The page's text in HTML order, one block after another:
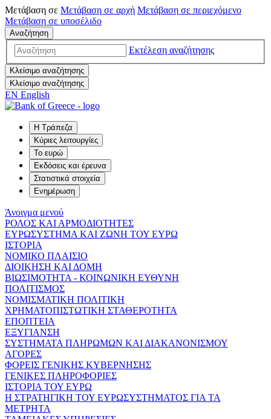
Μετάβαση σε Μετάβαση σε αρχή Μετάβαση σε περιεχόμενο
Μετάβαση σε υποσέλιδο
Αναζήτηση
Εκτέλεση αναζήτησης
Κλείσιμο αναζήτησης
Κλείσιμο αναζήτησης
EN English
Η Τράπεζα
Κύριες λειτουργίες
Το ευρώ
Εκδόσεις και έρευνα
Στατιστικά στοιχεία
Ενημέρωση
Άνοιγμα μενού
ΡΟΛΟΣ ΚΑΙ ΑΡΜΟΔΙΟΤΗΤΕΣ
ΕΥΡΩΣΥΣΤΗΜΑ ΚΑΙ ΖΩΝΗ ΤΟΥ ΕΥΡΩ
ΙΣΤΟΡΙΑ
ΝΟΜΙΚΟ ΠΛΑΙΣΙΟ
ΔΙΟΙΚΗΣΗ ΚΑΙ ΔΟΜΗ
ΒΙΩΣΙΜΟΤΗΤΑ - ΚΟΙΝΩΝΙΚΗ ΕΥΘΥΝΗ
ΠΟΛΙΤΙΣΜΟΣ
ΝΟΜΙΣΜΑΤΙΚΗ ΠΟΛΙΤΙΚΗ
ΧΡΗΜΑΤΟΠΙΣΤΩΤΙΚΗ ΣΤΑΘΕΡΟΤΗΤΑ
ΕΠΟΠΤΕΙΑ
ΕΞΥΓΙΑΝΣΗ
ΣΥΣΤΗΜΑΤΑ ΠΛΗΡΩΜΩΝ ΚΑΙ ΔΙΑΚΑΝΟΝΙΣΜΟΥ
ΑΓΟΡΕΣ
ΦΟΡΕΙΣ ΓΕΝΙΚΗΣ ΚΥΒΕΡΝΗΣΗΣ
ΓΕΝΙΚΕΣ ΠΛΗΡΟΦΟΡΙΕΣ
ΙΣΤΟΡΙΑ ΤΟΥ ΕΥΡΩ
Η ΣΤΡΑΤΗΓΙΚΗ ΤΟΥ ΕΥΡΩΣΥΣΤΗΜΑΤΟΣ ΓΙΑ ΤΑ
ΜΕΤΡΗΤΑ